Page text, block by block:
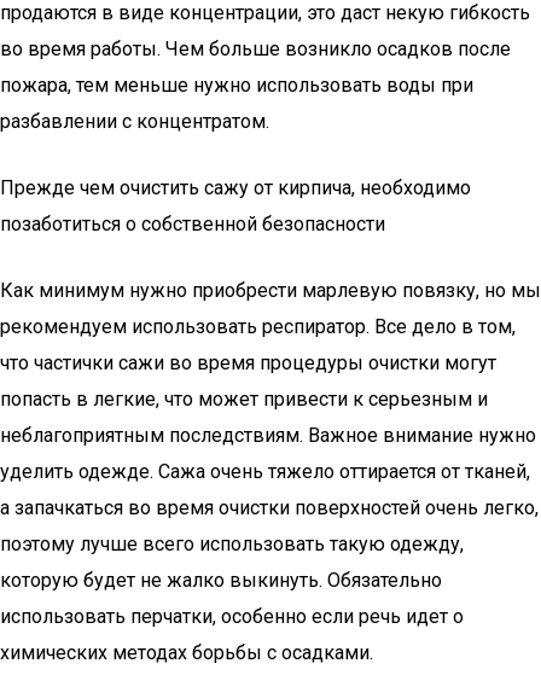
продаются в виде концентрации, это даст некую гибкость
во время работы. Чем больше возникло осадков после
пожара, тем меньше нужно использовать воды при
разбавлении с концентратом.
Прежде чем очистить сажу от кирпича, необходимо
позаботиться о собственной безопасности
Как минимум нужно приобрести марлевую повязку, но мы
рекомендуем использовать респиратор. Все дело в том,
что частички сажи во время процедуры очистки могут
попасть в легкие, что может привести к серьезным и
неблагоприятным последствиям. Важное внимание нужно
уделить одежде. Сажа очень тяжело оттирается от тканей,
а запачкаться во время очистки поверхностей очень легко,
поэтому лучше всего использовать такую одежду,
которую будет не жалко выкинуть. Обязательно
использовать перчатки, особенно если речь идет о
химических методах борьбы с осадками.